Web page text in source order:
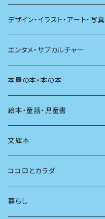
文学理論
評論
文章術
ノンフィクション
その他
評論
言葉
言語
批評
アンソロジー
短歌
その他
着る
食べる
料理
発酵・麹
住う
その他
デザイン・イラスト・アート・写真
デザイン
イラスト
アート
写真
その他
インテリア
エンタメ・サブカルチャー
映画
音楽
マンガ
テレビ
ラジオ
本屋の本・本の本
本屋さんの本
本の本
読書
絵本・童話・児童書
小さいお子さん向け
自分で読めるようになったら
大人も楽しい絵本
文庫本
男性作家
女性作家
ココロとカラダ
フェミニズム
暮らし